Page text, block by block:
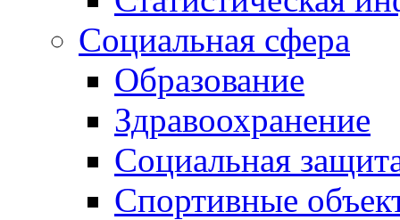
Социальная сфера
Образование
Здравоохранение
Социальная
Спортивные